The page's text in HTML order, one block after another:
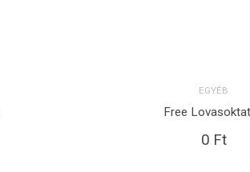
KOSÁRBA TESZEM
EGYÉB
Free
0 Ft